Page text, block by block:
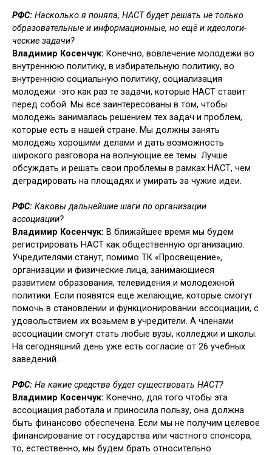
РФС: Насколько я поняла, НАСТ будет решать не только
образовательные и информационные, но ещё и идеологи­
ческие задачи?
Владимир Косенчук: Конечно, во­влечение молодежи во
внутреннюю политику, в избирательную полити­ку, во
внутреннюю социальную по­литику, социализация
молодежи -это как раз те задачи, которые НАСТ ставит
перед собой. Мы все заин­тересованы в том, чтобы
молодежь занималась решением тех задач и проблем,
которые есть в нашей стра­не. Мы должны занять
молодежь хо­рошими делами и дать возможность
широкого разговора на волнующие ее темы. Лучше
обсуждать и решать свои проблемы в рамках НАСТ, чем
деградировать на площадях и уми­рать за чужие идеи.
РФС: Каковы дальнейшие шаги по ор­ганизации
ассоциации?
Владимир Косенчук: В ближайшее время мы будем
регистрировать НАСТ как общественную организацию.
Уч­редителями станут, помимо ТК «Про­свещение»,
организации и физические лица, занимающиеся
развитием обра­зования, телевидения и молодежной
политики. Если появятся еще жела­ющие, которые смогут
помочь в ста­новлении и функционировании ассо­циации, с
удовольствием их возьмем в учредители. А членами
ассоциации смогут стать любые вузы, колледжи и школы.
На сегодняшний день уже есть согласие от 26 учебных
заведений.
РФС: На какие средства будет суще­ствовать НАСТ?
Владимир Косенчук: Конечно, для того чтобы эта
ассоциация работала и приносила пользу, она должна
быть финансово обеспечена. Если мы не получим целевое
финансирование от государства или частного спонсора,
то, естественно, мы будем брать относительно